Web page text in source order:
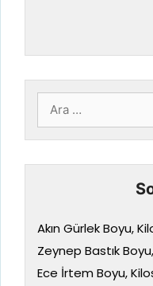
için
ara
Akın Gürlek Boyu,
Zeynep Bastık
Ece İrtem Boyu,